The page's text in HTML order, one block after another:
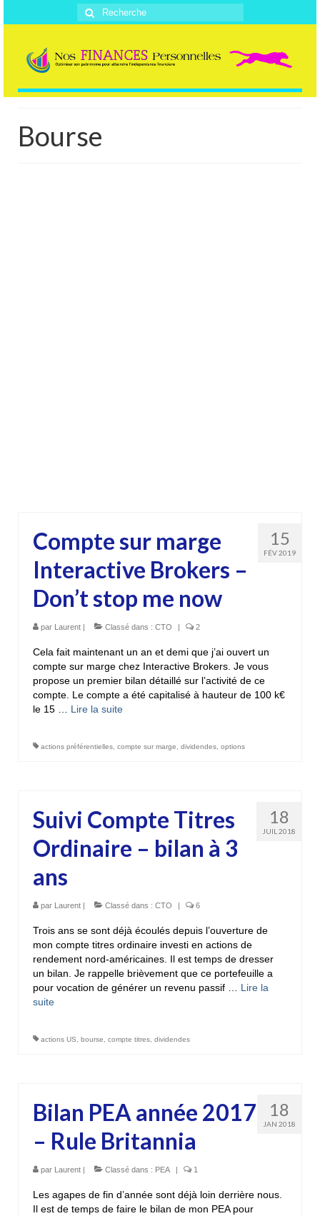
Rechercher
:
Bourse
15
FÉV 2019
Compte sur marge
Interactive Brokers –
Don’t stop me now
par Laurent | Classé dans : CTO | 2
Cela fait maintenant un an et demi que j’ai ouvert un
compte sur marge chez Interactive Brokers. Je vous
propose un premier bilan détaillé sur l’activité de ce
compte. Le compte a été capitalisé à hauteur de 100 k€
le 15 … Lire la suite­­
actions préférentielles compte sur marge dividendes options
18
JUIL 2018
Suivi Compte Titres
Ordinaire – bilan à 3
ans
par Laurent | Classé dans : CTO | 6
Trois ans se sont déjà écoulés depuis l’ouverture de
mon compte titres ordinaire investi en actions de
rendement nord-américaines. Il est temps de dresser
un bilan. Je rappelle brièvement que ce portefeuille a
pour vocation de générer un revenu passif … Lire la
suite­­
actions US bourse compte titres dividendes
18
JAN 2018
Bilan PEA année 2017
– Rule Britannia
par Laurent | Classé dans : PEA | 1
Les agapes de fin d’année sont déjà loin derrière nous.
Il est de temps de faire le bilan de mon PEA pour